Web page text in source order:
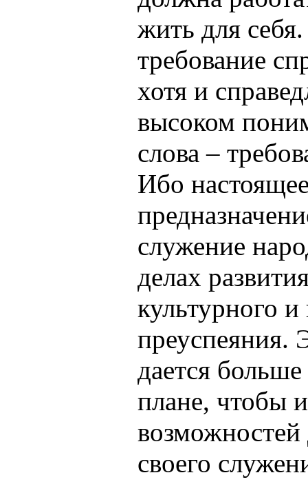
жить для себя.
требование
хотя и
высоком
слова –
Ибо
служение
делах
культурного и
преуспеяния.
дается
плане, чтобы
своего